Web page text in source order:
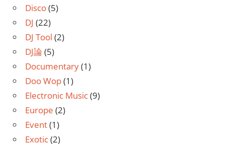
Disco(5)
DJ (22)
DJ Tool (2)
DJ論 (5)
Documentary(1)
Doo Wop(1)
Electronic Music(9)
Europe (2)
Event(1)
Exotic(2)